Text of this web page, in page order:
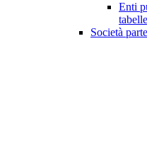
Enti
Società